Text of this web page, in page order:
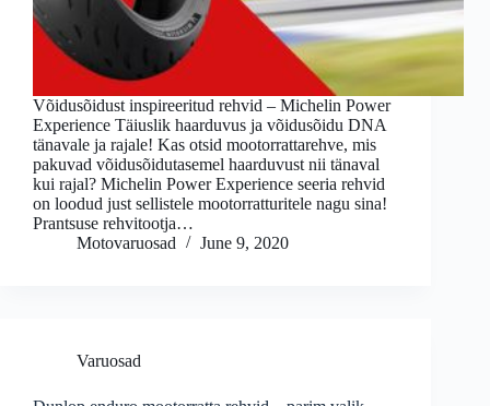
Võidusõidust inspireeritud rehvid – Michelin Power
Experience Täiuslik haarduvus ja võidusõidu DNA
tänavale ja rajale! Kas otsid mootorrattarehve, mis
pakuvad võidusõidutasemel haarduvust nii tänaval
kui rajal? Michelin Power Experience seeria rehvid
on loodud just sellistele mootorratturitele nagu sina!
Prantsuse rehvitootja…
Motovaruosad
June 9, 2020
Varuosad